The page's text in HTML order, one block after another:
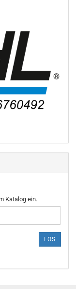
Katalog ein.
LOS